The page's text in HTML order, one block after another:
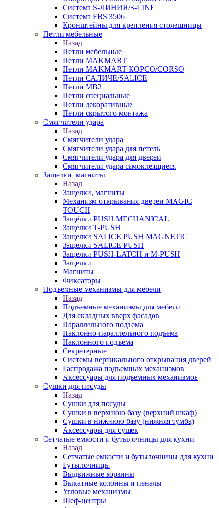
Система S-ЛИНИЯ/S-LINE
Система FBS 3506
Кронштейны для крепления столешницы
Петли мебельные
Назад
Петли мебельные
Петли MAKMART
Петли MAKMART КОРСО/CORSO
Петли САЛИЧЕ/SALICE
Петли MB2
Петли специальные
Петли декоративные
Петли скрытого монтажа
Смягчители удара
Назад
Смягчители удара
Смягчители удара для петель
Смягчители удара для дверей
Cмягчители удара самоклеящиеся
Защелки, магниты
Назад
Защелки, магниты
Механизм открывания дверей MAGIC
TOUCH
Защёлки PUSH MECHANICAL
Защелки T-PUSH
Защелки SALICE PUSH MAGNETIC
Защелки SALICE PUSH
Защелки PUSH-LATCH и M-PUSH
Защелки
Магниты
Фиксаторы
Подъемные механизмы для мебели
Назад
Подъемные механизмы для мебели
Для складных вверх фасадов
Параллельного подъема
Наклонно-параллельного подъема
Наклонного подъема
Секретерные
Системы вертикального открывания дверей
Распродажа подъемных механизмов
Аксессуары для подъемных механизмов
Сушки для посуды
Назад
Сушки для посуды
Сушки в верхнюю базу (верхний шкаф)
Сушки в нижнюю базу (нижняя тумба)
Аксессуары для сушек
Сетчатые емкости и бутылочницы для кухни
Назад
Сетчатые емкости и бутылочницы для кухни
Бутылочницы
Выдвижные корзины
Выкатные колонны и пеналы
Угловые механизмы
Шеф-центры